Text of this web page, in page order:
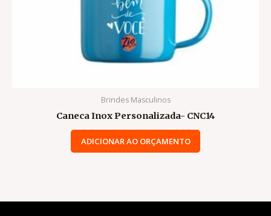
Brindes Masculinos
Caneca Inox Personalizada- CNC14
ADICIONAR AO ORÇAMENTO